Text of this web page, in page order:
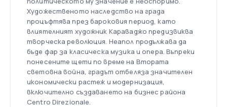
Художественото наследство на града
процъфтява през бароковия период, като
влиятелният художник Караваджо предизвиква
творческа революция. Неапол продължава да
бъде фар за класическа музика и опера. Въпреки
понесените щети по време на Втората
световна война, градът отбеляза значителен
икономически растеж и модернизация,
включително създаването на бизнес района
Centro Direzionale.